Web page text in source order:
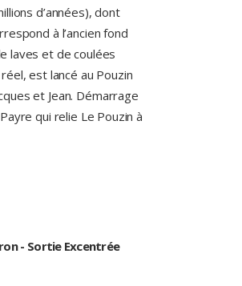
d’années), dont
à l’ancien fond
laves et de coulées
est lancé au Pouzin
et Jean. Démarrage
qui relie Le Pouzin à
Sortie Excentrée